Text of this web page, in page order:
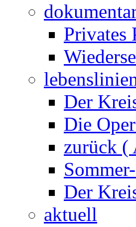
Privates
Der
Die
zurück (
Der
aktuell